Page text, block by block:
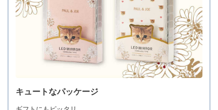
キュートなパッケージ